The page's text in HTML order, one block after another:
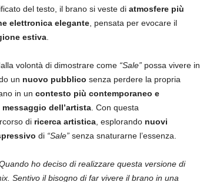
del testo, il brano si veste di atmosfere più
elettronica elegante, pensata per evocare il
estiva.
volontà di dimostrare come “Sale”possa vivere in
un nuovo pubblico senza perdere la propria
in un contesto più contemporaneo e
messaggio dell’artista. Con questa
di ricerca artistica, esplorando nuovi
di “Sale”senza snaturarne l’essenza.
ho deciso di realizzare questa versione di
Sentivo il bisogno di far vivere il brano in una